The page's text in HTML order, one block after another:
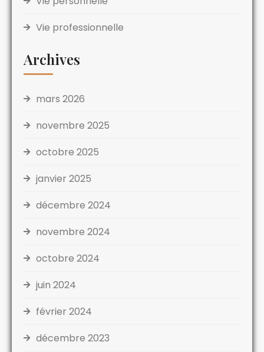
Vie professionnelle
Archives
mars 2026
novembre 2025
octobre 2025
janvier 2025
décembre 2024
novembre 2024
octobre 2024
juin 2024
février 2024
décembre 2023